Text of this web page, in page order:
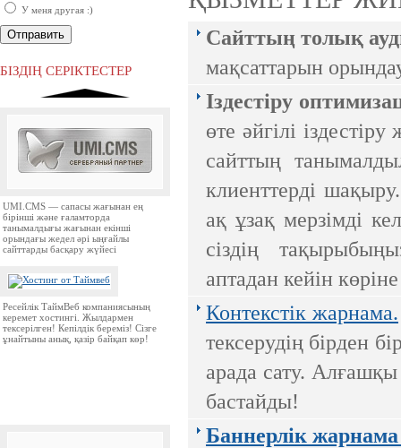
У меня другая :)
БІЗДІҢ СЕРІКТЕСТЕР
Ресей нарығында бірінші орында
UMI.CMS — сапасы жағынан ең
бірінші және ғаламторда
танымалдығы жағынан екінші
орындағы жедел әрі ыңғайлы
сайттарды басқару жүйесі
Ресейлік ТаймВеб компаниясының
керемет хостингі. Жылдармен
тексерілген! Кепілдік береміз! Сізге
ұнайтыны анық, қазір байқап көр!
Сайттың толық
мақсаттарын
Iздестiру
өте әйгілі
сайттың
клиенттерді
ақ ұзақ мерзімді
сіздің
аптадан кейін
Контекстік жарнама.
тексерудің бірден
арада сату. Алғашқы
бастайды!
Баннерлік